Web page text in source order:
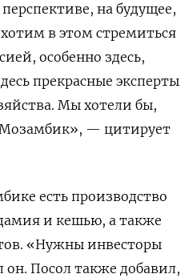
на будущее,
в этом стремиться
особенно здесь,
прекрасные эксперты
Мы хотели бы,
— цитирует
есть производство
и кешью, а также
«Нужны инвесторы
Посол также добавил,